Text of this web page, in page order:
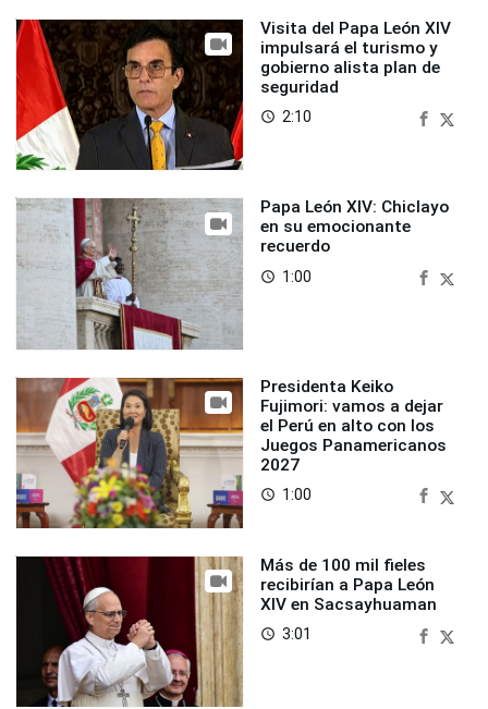
Visita del Papa León XIV
impulsará el turismo y
gobierno alista plan de
seguridad
access_time 2:10
Papa León XIV: Chiclayo
en su emocionante
recuerdo
access_time 1:00
Presidenta Keiko
Fujimori: vamos a dejar
el Perú en alto con los
Juegos Panamericanos
2027
access_time 1:00
Más de 100 mil fieles
recibirían a Papa León
XIV en Sacsayhuaman
access_time 3:01